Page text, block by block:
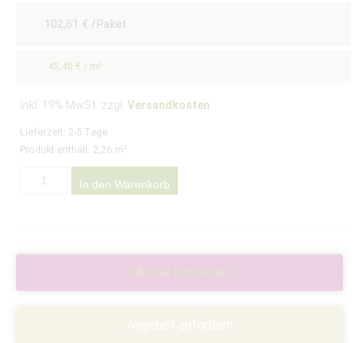
102,61 € /Paket
45,40 € / m²
Inkl. 19% MwSt. zzgl. Versandkosten
Lieferzeit: 2-5 Tage
Produkt enthält: 2,26 m²
In den Warenkorb